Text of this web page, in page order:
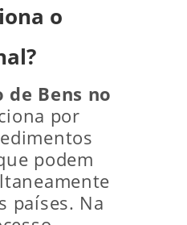
o
Bens no
por
podem
países. Na